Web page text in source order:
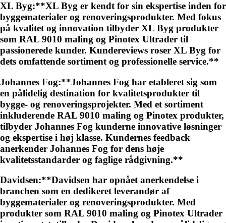
XL Byg:**XL Byg er kendt for sin ekspertise inden for
byggematerialer og renoveringsprodukter. Med fokus
på kvalitet og innovation tilbyder XL Byg produkter
som RAL 9010 maling og Pinotex Ultrader til
passionerede kunder. Kundereviews roser XL Byg for
dets omfattende sortiment og professionelle service.**
Johannes Fog:**Johannes Fog har etableret sig som
en pålidelig destination for kvalitetsprodukter til
bygge- og renoveringsprojekter. Med et sortiment
inkluderende RAL 9010 maling og Pinotex produkter,
tilbyder Johannes Fog kunderne innovative løsninger
og ekspertise i høj klasse. Kundernes feedback
anerkender Johannes Fog for dens høje
kvalitetsstandarder og faglige rådgivning.**
Davidsen:**Davidsen har opnået anerkendelse i
branchen som en dedikeret leverandør af
byggematerialer og renoveringsprodukter. Med
produkter som RAL 9010 maling og Pinotex Ultrader